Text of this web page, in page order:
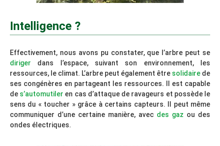
Intelligence ?
Effectivement, nous avons pu constater, que l’arbre peut se
diriger dans l’espace, suivant son environnement, les
ressources, le climat. L’arbre peut également être solidaire de
ses congénères en partageant les ressources. Il est capable
de s’automutiler en cas d’attaque de ravageurs et possède le
sens du « toucher » grâce à certains capteurs. Il peut même
communiquer d’une certaine manière, avec des gaz ou des
ondes électriques.